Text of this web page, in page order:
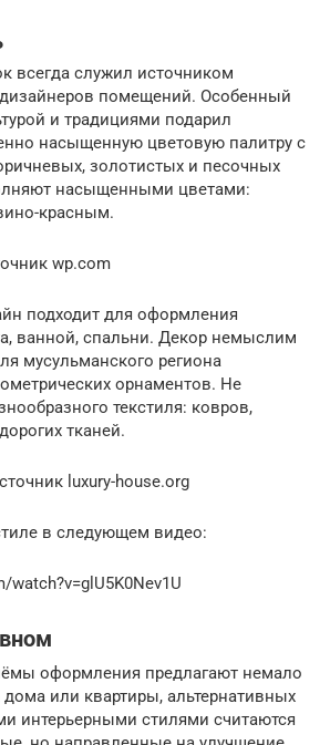
всегда служил источником
помещений. Особенный
и традициями подарил
насыщенную цветовую палитру с
золотистых и песочных
насыщенными цветами:
красным.
wp.com
подходит для оформления
ванной, спальни. Декор немыслим
мусульманского региона
орнаментов. Не
текстиля: ковров,
тканей.
luxury-house.org
в следующем видео:
оформления предлагают немало
или квартиры, альтернативных
интерьерными стилями считаются